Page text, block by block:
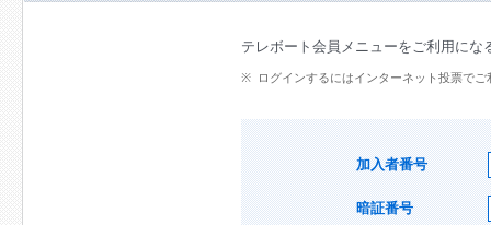
テレボート会員メニューをご利用にな
ログインするにはインターネット投票で
加入者番号
暗証番号